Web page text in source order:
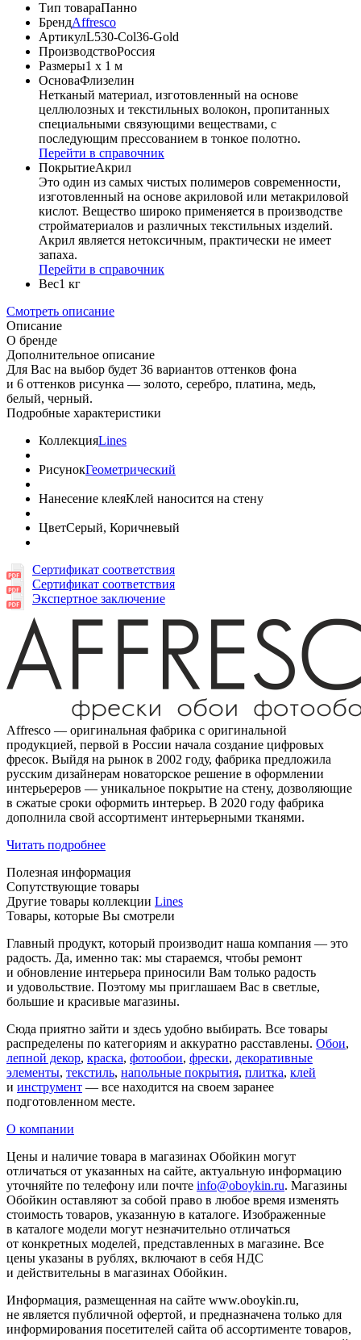
Тип товараПанно
БрендAffresco
АртикулL530-Col36-Gold
ПроизводствоРоссия
Размеры1 x 1 м
ОсноваФлизелин
Нетканый материал, изготовленный на основе
целлюлозных и текстильных волокон, пропитанных
специальными связующими веществами, с
последующим прессованием в тонкое полотно.
Перейти в справочник
ПокрытиеАкрил
Это один из самых чистых полимеров современности,
изготовленный на основе акриловой или метакриловой
кислот. Вещество широко применяется в производстве
стройматериалов и различных текстильных изделий.
Акрил является нетоксичным, практически не имеет
запаха.
Перейти в справочник
Вес1 кг
Смотреть описание
Описание
О бренде
Дополнительное описание
Для Вас на выбор будет 36 вариантов оттенков фона
и 6 оттенков рисунка — золото, серебро, платина, медь,
белый, черный.
Подробные характеристики
КоллекцияLines
РисунокГеометрический
Нанесение клеяКлей наносится на стену
ЦветСерый, Коричневый
Сертификат соответствия
Сертификат соответствия
Экспертное заключение
Affresco — оригинальная фабрика с оригинальной
продукцией, первой в России начала создание цифровых
фресок. Выйдя на рынок в 2002 году, фабрика предложила
русским дизайнерам новаторское решение в оформлении
интерьереров — уникальное покрытие на стену, дозволяющие
в сжатые сроки оформить интерьер. В 2020 году фабрика
дополнила свой ассортимент интерьерными тканями.
Читать подробнее
Полезная информация
Сопутствующие товары
Другие товары коллекции Lines
Товары, которые Вы смотрели
Главный продукт, который производит наша компания — это
радость. Да, именно так: мы стараемся, чтобы ремонт
и обновление интерьера приносили Вам только радость
и удовольствие. Поэтому мы приглашаем Вас в светлые,
большие и красивые магазины.
Сюда приятно зайти и здесь удобно выбирать. Все товары
распределены по категориям и аккуратно расставлены. Обои,
лепной декор, краска, фотообои, фрески, декоративные
элементы, текстиль, напольные покрытия, плитка, клей
и инструмент — все находится на своем заранее
подготовленном месте.
О компании
Цены и наличие товара в магазинах Обойкин могут
отличаться от указанных на сайте, актуальную информацию
уточняйте по телефону или почте info@oboykin.ru. Магазины
Обойкин оставляют за собой право в любое время изменять
стоимость товаров, указанную в каталоге. Изображенные
в каталоге модели могут незначительно отличаться
от конкретных моделей, представленных в магазине. Все
цены указаны в рублях, включают в себя НДС
и действительны в магазинах Обойкин.
Информация, размещенная на сайте www.oboykin.ru,
не является публичной офертой, и предназначена только для
информирования посетителей сайта об ассортименте товаров,